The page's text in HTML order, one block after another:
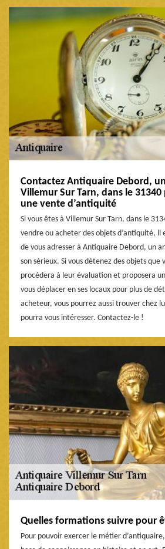
Contactez Antiquaire Debord,
Villemur Sur Tarn, dans le
une vente d’antiquité
Si vous êtes à Villemur Sur Tarn, dans le
vendre ou acheter des objets d’antiquité, il
de vous adresser à Antiquaire Debord, un
son sérieux. Si vous détenez des objets que
procédera à leur évaluation et proposera
vous déplacer en ses locaux pour plus de
acheteur, vous pourrez aussi trouver chez
pourra vous intéresser. Contactez-le !
Quelles formations suivre pour
Pour pouvoir exercer le métier